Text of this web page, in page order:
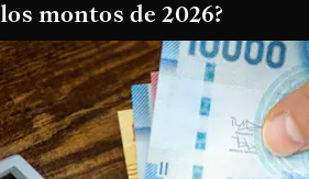
los montos de 2026?